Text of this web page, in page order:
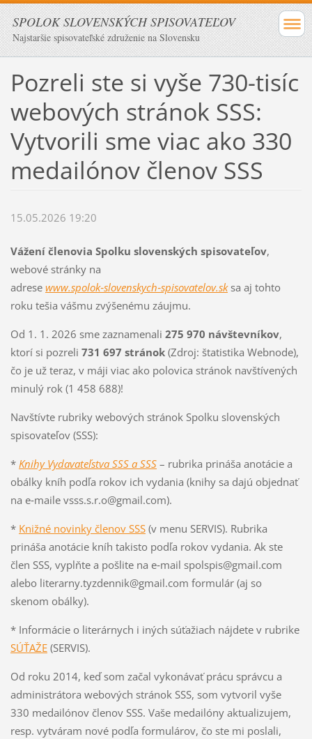
SPOLOK SLOVENSKÝCH SPISOVATEĽOV
Najstaršie spisovateľské združenie na Slovensku
Pozreli ste si vyše 730-tisíc
webových stránok SSS:
Vytvorili sme viac ako 330
medailónov členov SSS
15.05.2026 19:20
Vážení členovia Spolku slovenských spisovateľov,
webové stránky na
adrese www.spolok‑slovenskych‑spisovatelov.sksa aj tohto
roku tešia vášmu zvýšenému záujmu.
Od 1. 1. 2026 sme zaznamenali 275 970 návštevníkov,
ktorí si pozreli 731 697 stránok(Zdroj: štatistika Webnode),
čo je už teraz, v máji viac ako polovica stránok navštívených
minulý rok (1 458 688)!
Navštívte rubriky webových stránok Spolku slovenských
spisovateľov (SSS):
* Knihy Vydavateľstva SSS a SSS– rubrika prináša anotácie a
obálky kníh podľa rokov ich vydania (knihy sa dajú objednať
na e‑maile vsss.s.r.o@gmail.com).
* Knižné novinky členov SSS(v menu SERVIS). Rubrika
prináša anotácie kníh takisto podľa rokov vydania. Ak ste
člen SSS, vyplňte a pošlite na e‑mail spolspis@gmail.com
alebo literarny.tyzdennik@gmail.com formulár (aj so
skenom obálky).
* Informácie o literárnych i iných súťažiach nájdete v rubrike
SÚŤAŽE(SERVIS).
Od roku 2014, keď som začal vykonávať prácu správcu a
administrátora webových stránok SSS, som vytvoril vyše
330 medailónov členov SSS. Vaše medailóny aktualizujem,
resp. vytváram nové podľa formulárov, čo ste mi poslali,